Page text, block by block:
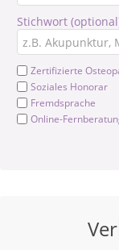
Stichwort
Zertifizierte
Soziales Honorar
Fremdsprache
Online-